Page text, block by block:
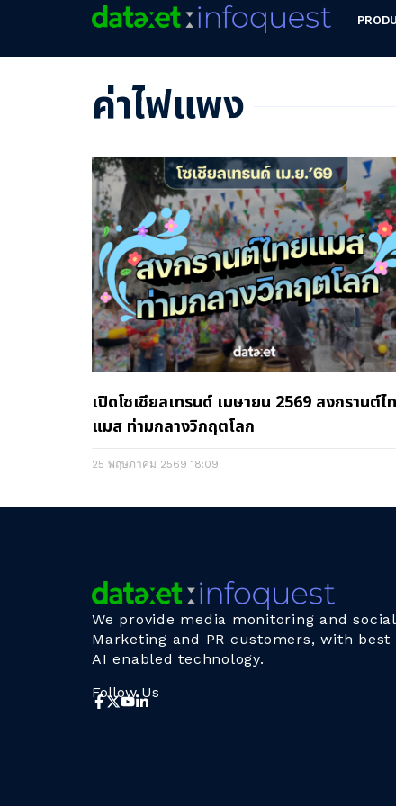
ค่าไฟแพง
เปิดโซเชียลเทรนด์ เมษายน 2569 สงกรานต์ไ
แมส ท่ามกลางวิกฤตโลก
25 พฤษภาคม 2569 18:09
We provide media monitoring and
Marketing and PR customers, with
AI enabled technology.
Follow Us